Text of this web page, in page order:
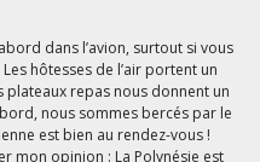
dans l’avion, surtout si vous
hôtesses de l’air portent un
repas nous donnent un
nous sommes bercés par le
est bien au rendez-vous !
mon opinion : La Polynésie est